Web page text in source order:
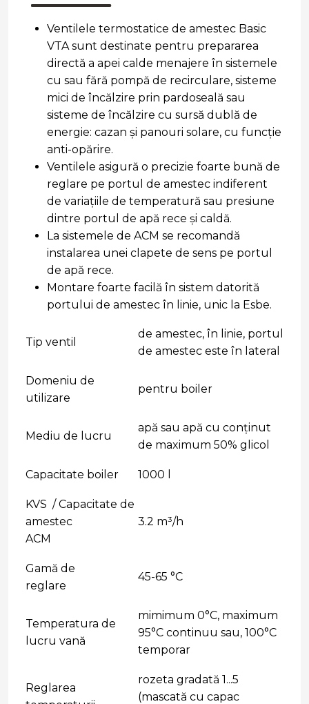
Ventilele termostatice de amestec Basic
VTA sunt destinate pentru prepararea
directă a apei calde menajere în sistemele
cu sau fără pompă de recirculare, sisteme
mici de încălzire prin pardoseală sau
sisteme de încălzire cu sursă dublă de
energie: cazan şi panouri solare, cu funcţie
anti-opărire.
Ventilele asigură o precizie foarte bună de
reglare pe portul de amestec indiferent
de variaţiile de temperatură sau presiune
dintre portul de apă rece şi caldă.
La sistemele de ACM se recomandă
instalarea unei clapete de sens pe portul
de apă rece.
Montare foarte facilă în sistem datorită
portului de amestec în linie, unic la Esbe.
Tip ventil
de amestec, în linie, portul
de amestec este în lateral
Domeniu de
utilizare
pentru boiler
Mediu de lucru
apă sau apă cu conţinut
de maximum 50% glicol
Capacitate boiler 1000 l
KVS / Capacitate de
amestec
ACM
3.2 m³/h
Gamă de
reglare
45-65 °C
Temperatura de
lucru vană
mimimum 0°C, maximum
95°C continuu sau, 100°C
temporar
Reglarea
rozeta gradată 1...5
(mascată cu capac